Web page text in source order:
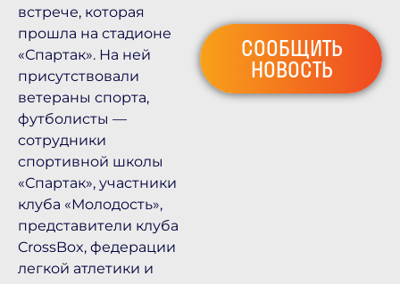
встрече, которая
прошла на стадионе
«Спартак». На ней
присутствовали
ветераны спорта,
футболисты —
сотрудники
спортивной школы
«Спартак», участники
клуба «Молодость»,
представители клуба
CrossBox, федерации
легкой атлетики и
СООБЩИТЬ
НОВОСТЬ